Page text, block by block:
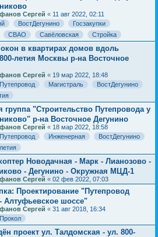
Сергей « 11 авг 2022, 02:11
ВостДегунино
Госзакупки
СВАО Савёловская
Стройка
в квартирах домов вдоль
летия Москвы р-на Восточное
Сергей « 19 мар 2022, 18:48
Путепровод Магистраль
ВостДегунино
группа "Строительство Путепровода у
р-на Восточное Дегунино
Сергей « 18 мар 2022, 18:58
Путепровод Инженерная
ВостДегунино
Новодачная - Марк - Лианозово -
- Дегунино - Окружная МЦД-1
Сергей « 02 фев 2022, 07:03
Проектирование "Путепровод
Алтуфьевское шоссе"
Сергей « 31 авг 2018, 16:34
Прокол
проект ул. Талдомская - ул. 800-